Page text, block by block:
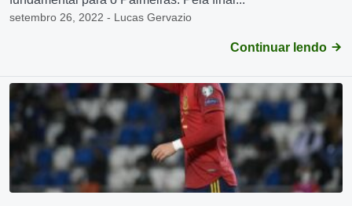
setembro 26, 2022 - Lucas Gervazio
Continuar lendo